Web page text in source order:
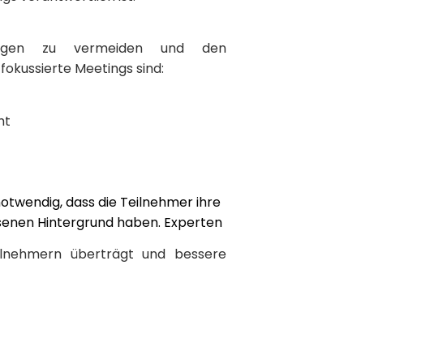
zu vermeiden und den
Meetings sind:
dass die Teilnehmer ihre
Hintergrund haben. Experten
überträgt und bessere